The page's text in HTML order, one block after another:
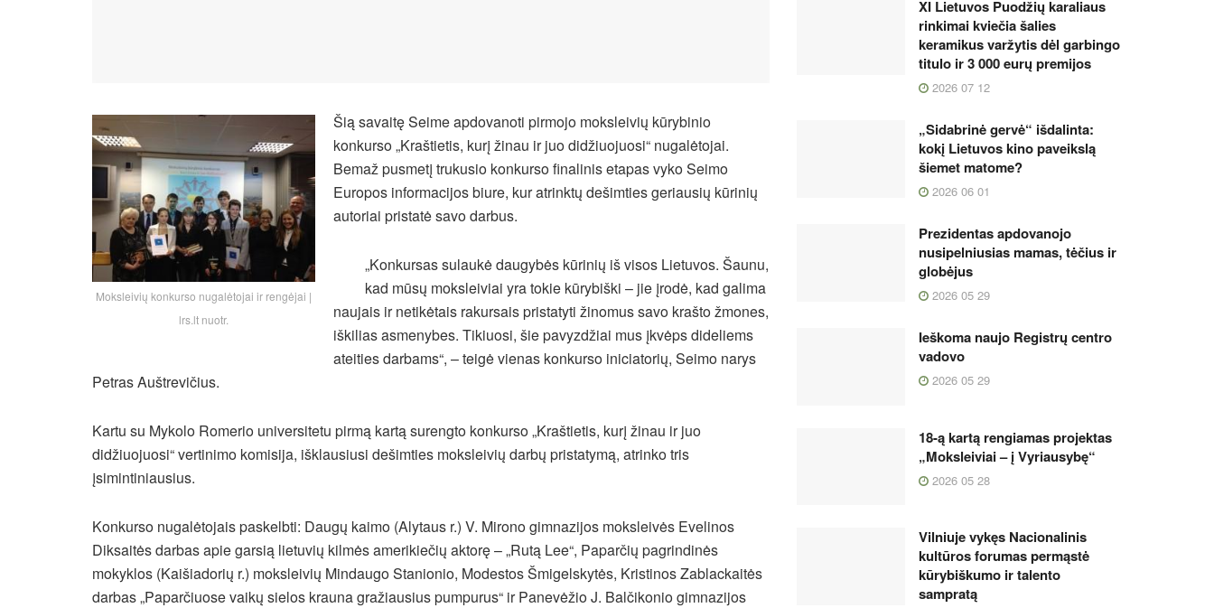
Moksleivių konkurso nugalėtojai ir rengėjai |
lrs.lt nuotr.
Šią savaitę Seime apdovanoti pirmojo moksleivių kūrybinio
konkurso „Kraštietis, kurį žinau ir juo didžiuojuosi“ nugalėtojai.
Bemaž pusmetį trukusio konkurso finalinis etapas vyko Seimo
Europos informacijos biure, kur atrinktų dešimties geriausių kūrinių
autoriai pristatė savo darbus.
„Konkursas sulaukė daugybės kūrinių iš visos Lietuvos. Šaunu,
kad mūsų moksleiviai yra tokie kūrybiški – jie įrodė, kad galima
naujais ir netikėtais rakursais pristatyti žinomus savo krašto žmones,
iškilias asmenybes. Tikiuosi, šie pavyzdžiai mus įkvėps dideliems
ateities darbams“, – teigė vienas konkurso iniciatorių, Seimo narys
Petras Auštrevičius.
Kartu su Mykolo Romerio universitetu pirmą kartą surengto konkurso „Kraštietis, kurį žinau ir juo
didžiuojuosi“ vertinimo komisija, išklausiusi dešimties moksleivių darbų pristatymą, atrinko tris
įsimintiniausius.
Konkurso nugalėtojais paskelbti: Daugų kaimo (Alytaus r.) V. Mirono gimnazijos moksleivės Evelinos
Diksaitės darbas apie garsią lietuvių kilmės amerikiečių aktorę – „Rutą Lee“, Paparčių pagrindinės
mokyklos (Kaišiadorių r.) moksleivių Mindaugo Stanionio, Modestos Šmigelskytės, Kristinos Zablackaitės
darbas „Paparčiuose vaikų sielos krauna gražiausius pumpurus“ ir Panevėžio J. Balčikonio gimnazijos
XI Lietuvos Puodžių karaliaus
rinkimai kviečia šalies
keramikus varžytis dėl garbingo
titulo ir 3 000 eurų premijos
2026 07 12
„Sidabrinė gervė“ išdalinta:
kokį Lietuvos kino paveikslą
šiemet matome?
2026 06 01
Prezidentas apdovanojo
nusipelniusias mamas, tėčius ir
globėjus
2026 05 29
Ieškoma naujo Registrų centro
vadovo
2026 05 29
18-ą kartą rengiamas projektas
„Moksleiviai – į Vyriausybę“
2026 05 28
Vilniuje vykęs Nacionalinis
kultūros forumas permąstė
kūrybiškumo ir talento
sampratą